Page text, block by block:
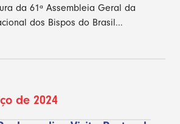
da 61ª Assembleia Geral da
dos Bispos do Brasil...
de 2024